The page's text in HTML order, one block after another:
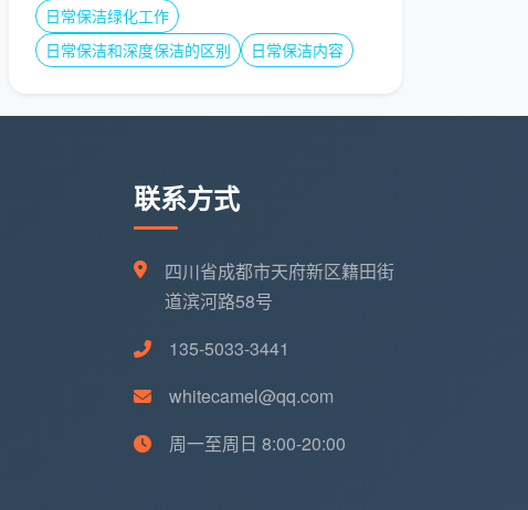
日常保洁绿化工作
日常保洁和深度保洁的区别
日常保洁内容
联系方式
四川省成都市天府新区籍田街
道滨河路58号
135-5033-3441
whitecamel@qq.com
周一至周日 8:00-20:00